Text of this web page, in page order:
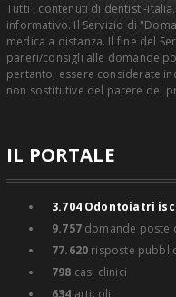
Tutti i contenuti di dentisti-
informativo. Il Servizio di
medica a distanza. Il fine del
pareri/consigli alle domande
pertanto, essere considerate
non sostitutive del parere del
IL PORTALE
3.704Odontoiatri
9.757domande poste
77.620 risposte
798 casi clinici